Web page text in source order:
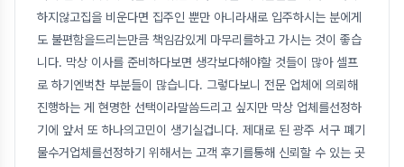
하지않고집을 비운다면 집주인 뿐만 아니라새로 입주하시는 분에게
도 불편함을드리는만큼 책임감있게 마무리를하고 가시는 것이 좋습
니다. 막상 이사를 준비하다보면 생각보다해야할 것들이 많아 셀프
로 하기엔벅찬 부분들이 많습니다. 그렇다보니 전문 업체에 의뢰해
진행하는 게 현명한 선택이라말씀드리고 싶지만 막상 업체를선정하
기에 앞서 또 하나의고민이 생기실겁니다. 제대로 된 광주 서구 폐기
물수거업체를선정하기 위해서는 고객 후기를통해 신뢰할 수 있는 곳